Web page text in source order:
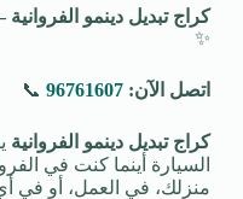
كراج تبديل دينمو
✨
اتصل الآن: 96761607
📞
كراج تبديل دينمو الفروانية
السيارة أينما كنت في
منزلك، في العمل، أو في